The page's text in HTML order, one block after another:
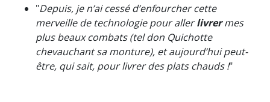
"Depuis, je n’ai cessé d’enfourcher cette
merveille de technologie pour allerlivrermes
plus beaux combats (tel don Quichotte
chevauchant sa monture), et aujourd’hui peut-
être, qui sait, pour livrer des plats chauds !"